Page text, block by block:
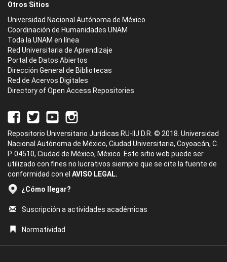
Otros Sitios
Universidad Nacional Autónoma de México
Coordinación de Humanidades UNAM
Toda la UNAM en línea
Red Universitaria de Aprendizaje
Portal de Datos Abiertos
Dirección General de Bibliotecas
Red de Acervos Digitales
Directory of Open Access Repositories
Repositorio Universitario Jurídicas RU-IIJ D.R. © 2018. Universidad
Nacional Autónoma de México, Ciudad Universitaria, Coyoacán, C.
P. 04510, Ciudad de México, México. Este sitio web puede ser
utilizado con fines no lucrativos siempre que se cite la fuente de
conformidad con el AVISO LEGAL.
¿Cómo llegar?
Suscripción a actividades académicas
Normatividad